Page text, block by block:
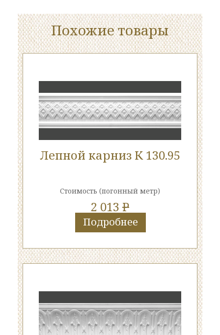
Похожие товары
Лепной карниз К 130.95
Стоимость (погонный метр)
2 013 P
Подробнее